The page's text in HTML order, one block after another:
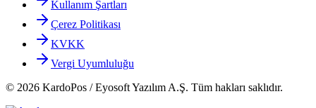
Kullanım Şartları
Çerez Politikası
KVKK
Vergi Uyumluluğu
© 2026 KardoPos / Eyosoft Yazılım A.Ş. Tüm hakları saklıdır.